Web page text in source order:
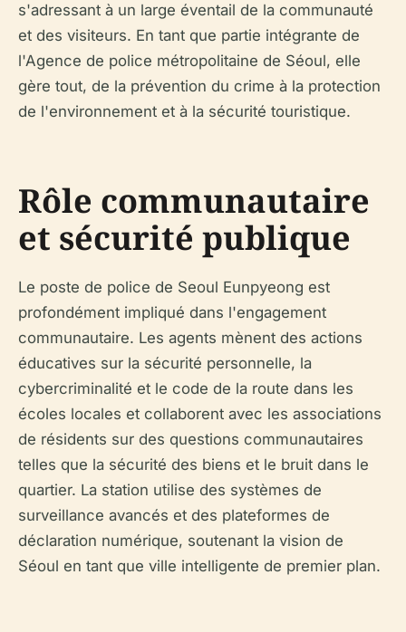
s'adressant à un large éventail de la communauté
et des visiteurs. En tant que partie intégrante de
l'Agence de police métropolitaine de Séoul, elle
gère tout, de la prévention du crime à la protection
de l'environnement et à la sécurité touristique.
Rôle communautaire
et sécurité publique
Le poste de police de Seoul Eunpyeong est
profondément impliqué dans l'engagement
communautaire. Les agents mènent des actions
éducatives sur la sécurité personnelle, la
cybercriminalité et le code de la route dans les
écoles locales et collaborent avec les associations
de résidents sur des questions communautaires
telles que la sécurité des biens et le bruit dans le
quartier. La station utilise des systèmes de
surveillance avancés et des plateformes de
déclaration numérique, soutenant la vision de
Séoul en tant que ville intelligente de premier plan.